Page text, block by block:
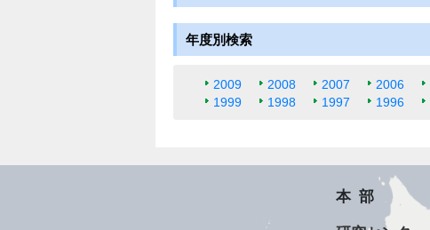
年度別検索
2009 2008 2007 2006
1999
1998 1997 1996
本部